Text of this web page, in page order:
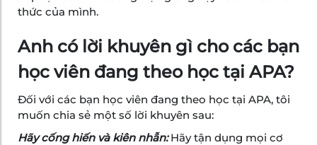
thức của mình.
Anh có lời khuyên gì cho các bạn
học viên đang theo học tại APA?
Đối với các bạn học viên đang theo học tại APA, tôi
muốn chia sẻ một số lời khuyên sau:
Hãy cống hiến và kiên nhẫn:Hãy tận dụng mọi cơ